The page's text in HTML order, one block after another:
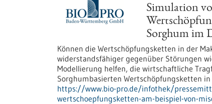
Simulation
Sorghum im
Können die Wertschöpfungsketten in der
widerstandsfähiger gegenüber Störungen
Modellierung helfen, die wirtschaftliche
Sorghumbasierten Wertschöpfungsketten
https://www.bio-pro.de/infothek/
wertschoepfungsketten-am-beispiel-von-